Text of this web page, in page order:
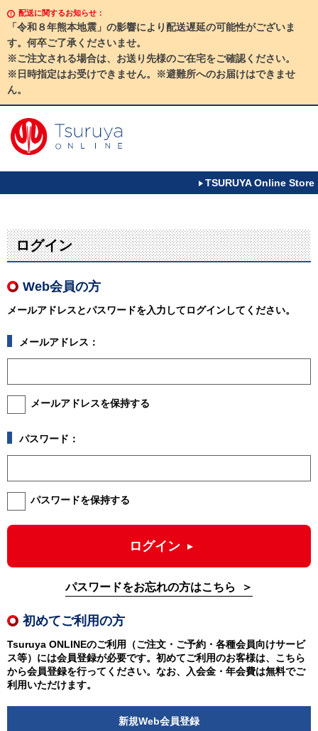
配送に関するお知らせ：
「令和８年熊本地震」の影響により配送遅延の可能性がございま
す。何卒ご了承くださいませ。
※ご注文される場合は、お送り先様のご在宅をご確認ください。
※日時指定はお受けできません。※避難所へのお届けはできませ
ん。
TSURUYA Online Store
ログイン
Web会員の方
メールアドレスとパスワードを入力してログインしてください。
メールアドレス：
メールアドレスを保持する
パスワード：
パスワードを保持する
ログイン
パスワードをお忘れの方はこちら
初めてご利用の方
Tsuruya ONLINEのご利用（ご注文・ご予約・各種会員向けサービ
ス等）には会員登録が必要です。初めてご利用のお客様は、こちら
から会員登録を行ってください。なお、入会金・年会費は無料でご
利用いただけます。
新規Web会員登録